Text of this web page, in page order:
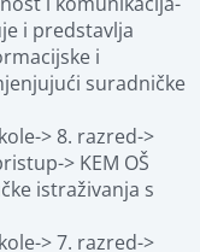
i predstavlja
i
suradničke
> 8. razred->
> KEM OŠ
istraživanja s
> 7. razred->